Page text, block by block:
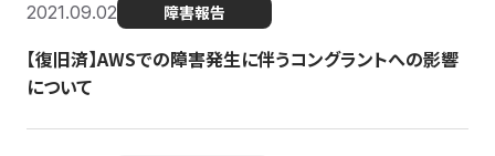
2021.09.02 障害報告
【復旧済】AWSでの障害発生に伴うコングラントへの影響
について